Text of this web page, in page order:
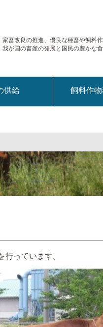
家畜改良の推進、優良な種畜や飼料
我が国の畜産の発展と国民の豊かな
供給 飼料作
っています。